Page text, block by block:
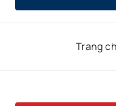
Khoá Học
Lặn Hàng Ngày
Trang